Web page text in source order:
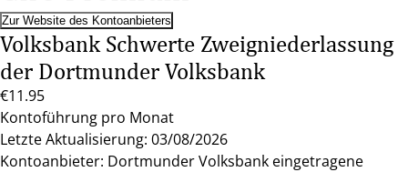
Zur Website des Kontoanbieters
Volksbank Schwerte Zweigniederlassung
der Dortmunder Volksbank
€11.95
Kontoführung pro Monat
Letzte Aktualisierung: 03/08/2026
Kontoanbieter: Dortmunder Volksbank eingetragene